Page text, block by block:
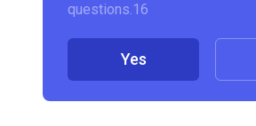
questions.16
Yes